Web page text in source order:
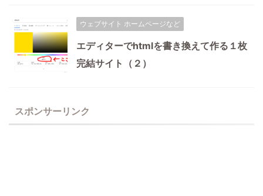
ウェブサイト ホームページなど
エディターでhtmlを書き換えて作る１枚
完結サイト（２）
スポンサーリンク